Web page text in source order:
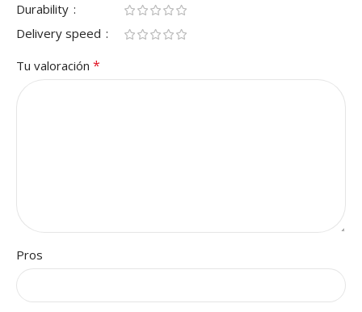
Durability
Delivery speed
Tu valoración *
Pros